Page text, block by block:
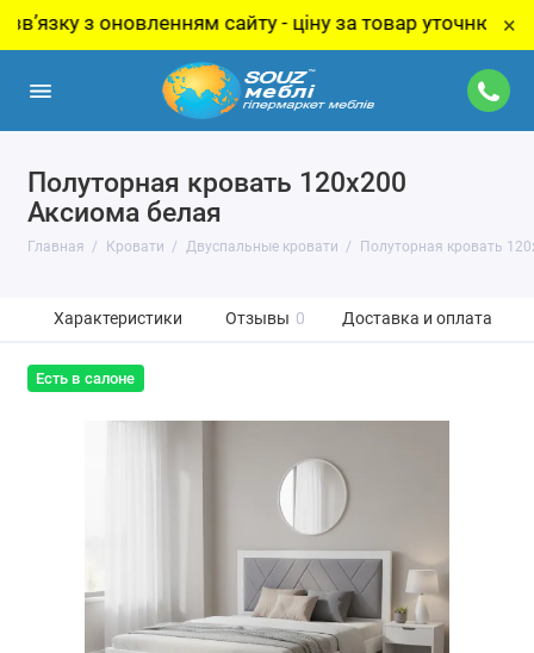
з оновленням сайту - ціну за товар уточнюйте у ×
Полуторная кровать 120х200
Аксиома белая
Главная Кровати Двуспальные кровати Полуторная кровать
Характеристики Отзывы 0 Доставка и оплата
Есть в салоне